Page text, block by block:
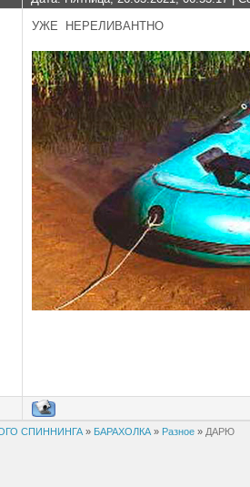
УЖЕ НЕРЕЛИВАНТНО
СПИННИНГА » БАРАХОЛКА » Разное » ДАРЮ